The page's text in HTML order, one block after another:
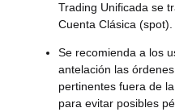
Trading Unificada se
Cuenta Clásica (spot).
Se recomienda a los
antelación las
pertinentes fuera de
para evitar posibles